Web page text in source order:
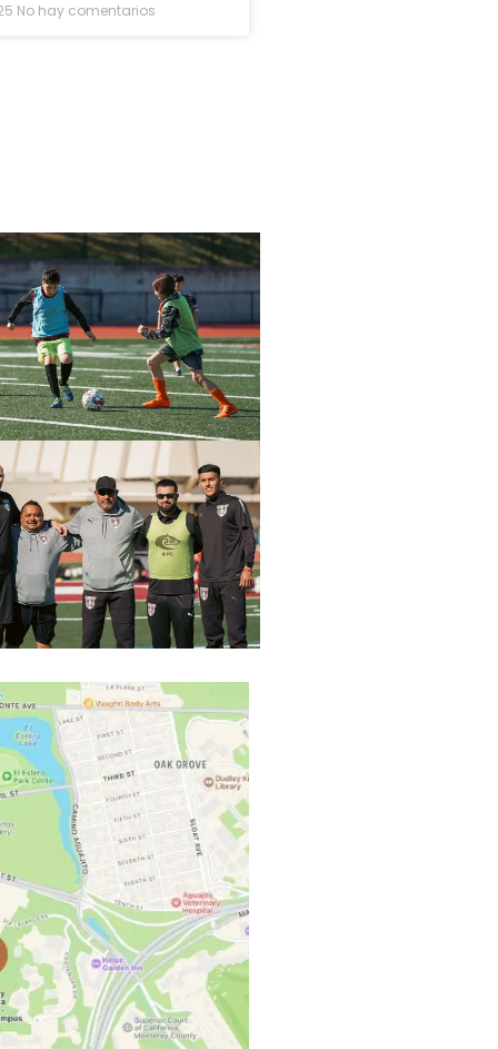
No hay comentarios